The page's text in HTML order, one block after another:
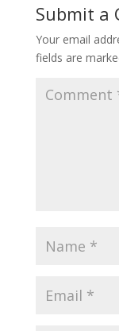
Submit a
Your email
fields are